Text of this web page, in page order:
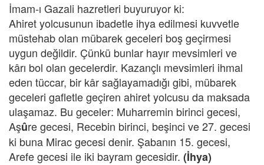
İmam-ı Gazali hazretleri buyuruyor ki:
Ahiret yolcusunun ibadetle ihya edilmesi kuvvetle
müstehab olan mübarek geceleri boş geçirmesi
uygun değildir. Çünkü bunlar hayır mevsimleri ve
kârı bol olan gecelerdir. Kazançlı mevsimleri ihmal
eden tüccar, bir kâr sağlayamadığı gibi, mübarek
geceleri gafletle geçiren ahiret yolcusu da maksada
ulaşamaz. Bu geceler: Muharremin birinci gecesi,
Aşûre gecesi, Recebin birinci, beşinci ve 27. gecesi
ki buna Mirac gecesi denir. Şabanın 15. gecesi,
Arefe gecesi ile iki bayram gecesidir. (İhya)